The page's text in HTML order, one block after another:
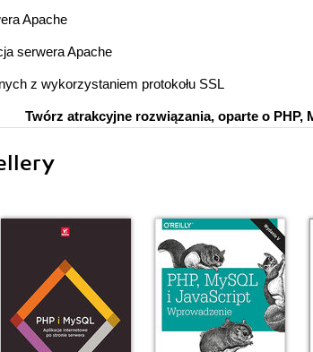
Apache
serwera Apache
z wykorzystaniem protokołu SSL
Twórz atrakcyjne rozwiązania, oparte o PHP,